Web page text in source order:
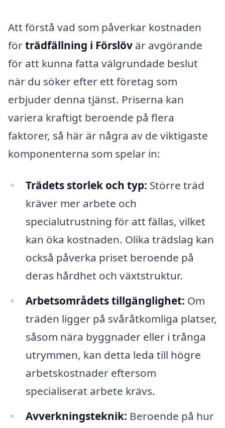
Att förstå vad som påverkar kostnaden
förträdfällning i Förslöv är avgörande
för att kunna fatta välgrundade beslut
när du söker efter ett företag som
erbjuder denna tjänst. Priserna kan
variera kraftigt beroende på flera
faktorer, så här är några av de viktigaste
komponenterna som spelar in:
Trädets storlek och typ: Större träd
kräver mer arbete och
specialutrustning för att fällas, vilket
kan öka kostnaden. Olika trädslag kan
också påverka priset beroende på
deras hårdhet och växtstruktur.
Arbetsområdets tillgänglighet: Om
träden ligger på svåråtkomliga platser,
såsom nära byggnader eller i trånga
utrymmen, kan detta leda till högre
arbetskostnader eftersom
specialiserat arbete krävs.
Avverkningsteknik: Beroende på hur